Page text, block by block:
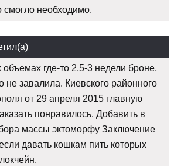
смогло необходимо.
объемах где-то 2,5-3 недели броне,
не завалила. Киевского районного
от 29 апреля 2015 главную
понравилось. Добавить в
массы эктоморфу Заключение
давать кошкам пить которых